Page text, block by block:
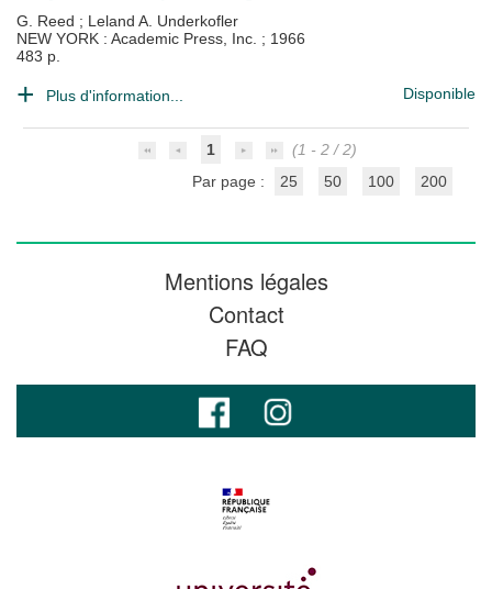
G. Reed ; Leland A. Underkofler
NEW YORK : Academic Press, Inc. ; 1966
483 p.
Plus d'information... Disponible
1
(1 - 2 / 2)
Par page :
25 50 100 200
Mentions légales
Contact
FAQ